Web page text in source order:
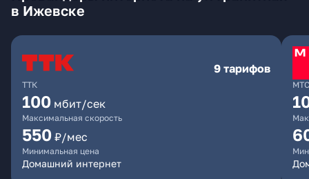
в Ижевске
ТТК
9 тарифов
100 мбит/сек
Максимальная скорость
550 ₽/мес
Минимальная цена
Домашний интернет
МТС